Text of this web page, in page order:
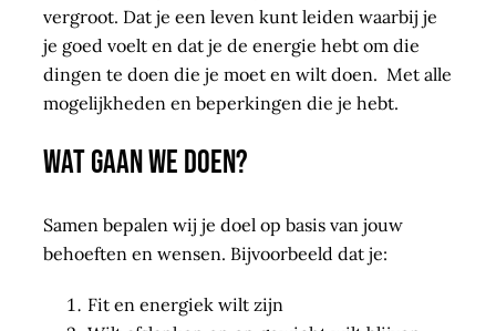
vergroot. Dat je een leven kunt leiden waarbij je
je goed voelt en dat je de energie hebt om die
dingen te doen die je moet en wilt doen. Met alle
mogelijkheden en beperkingen die je hebt.
Wat gaan we doen?
Samen bepalen wij je doel op basis van jouw
behoeften en wensen. Bijvoorbeeld dat je:
Fit en energiek wilt zijn